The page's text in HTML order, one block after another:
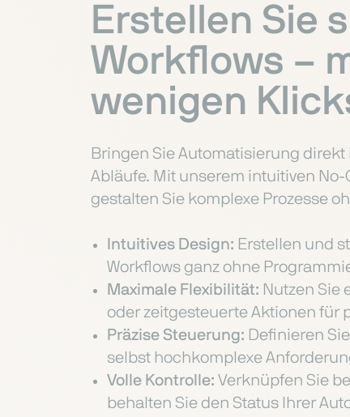
Erstellen Sie
Workflows –
wenigen
Bringen Sie Automatisierung
Abläufe. Mit unserem intuitiven No-
gestalten Sie komplexe Prozesse
Intuitives Design: Erstellen und
Workflows ganz ohne
Maximale Flexibilität: Nutzen Sie
oder zeitgesteuerte Aktionen für
Präzise Steuerung: Definieren
selbst hochkomplexe
Volle Kontrolle: Verknüpfen Sie
behalten Sie den Status Ihrer